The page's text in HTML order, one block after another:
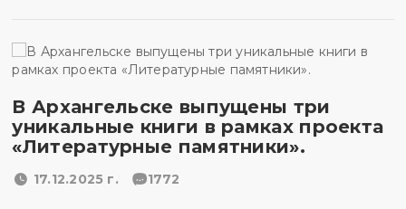
В Архангельске выпущены три
уникальные книги в рамках проекта
«Литературные памятники».
17.12.2025 г. 1772